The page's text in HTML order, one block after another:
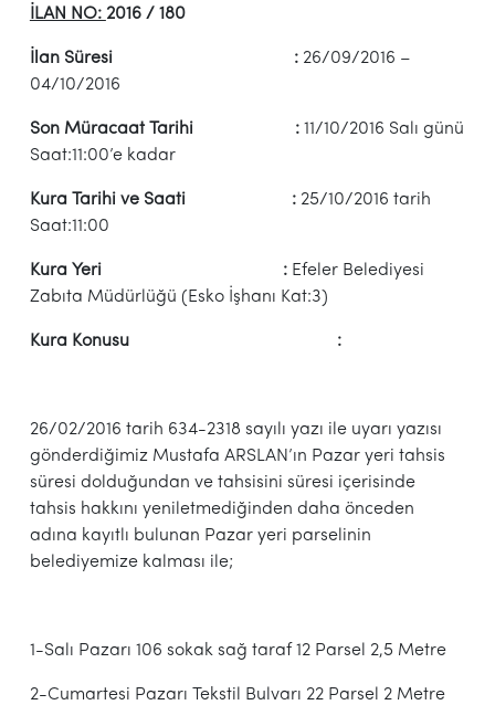
İLAN NO: 2016 / 180
İlan Süresi : 26/09/2016 –
04/10/2016
Son Müracaat Tarihi : 11/10/2016 Salı günü
Saat:11:00’e kadar
Kura Tarihi ve Saati : 25/10/2016 tarih
Saat:11:00
Kura Yeri : Efeler Belediyesi
Zabıta Müdürlüğü (Esko İşhanı Kat:3)
Kura Konusu :
26/02/2016 tarih 634-2318 sayılı yazı ile uyarı yazısı
gönderdiğimiz Mustafa ARSLAN’ın Pazar yeri tahsis
süresi dolduğundan ve tahsisini süresi içerisinde
tahsis hakkını yeniletmediğinden daha önceden
adına kayıtlı bulunan Pazar yeri parselinin
belediyemize kalması ile;
1-Salı Pazarı 106 sokak sağ taraf 12 Parsel 2,5 Metre
2-Cumartesi Pazarı Tekstil Bulvarı 22 Parsel 2 Metre